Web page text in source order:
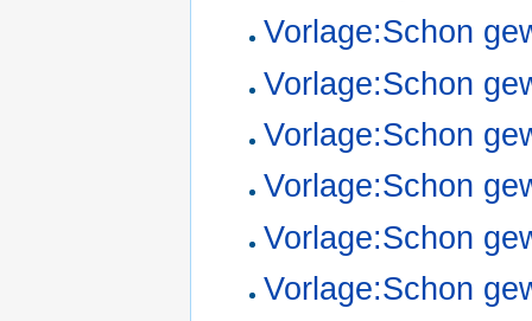
Vorlage:Schon
Vorlage:Schon
Vorlage:Schon
Vorlage:Schon
Vorlage:Schon
Vorlage:Schon